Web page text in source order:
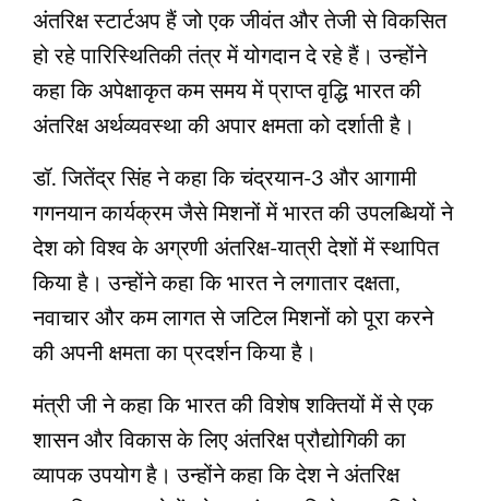
अंतरिक्ष स्टार्टअप हैं जो एक जीवंत और तेजी से विकसित
हो रहे पारिस्थितिकी तंत्र में योगदान दे रहे हैं। उन्होंने
कहा कि अपेक्षाकृत कम समय में प्राप्‍त वृद्धि भारत की
अंतरिक्ष अर्थव्यवस्था की अपार क्षमता को दर्शाती है।
डॉ. जितेंद्र सिंह ने कहा कि चंद्रयान-3 और आगामी
गगनयान कार्यक्रम जैसे मिशनों में भारत की उपलब्धियों ने
देश को विश्व के अग्रणी अंतरिक्ष-यात्री देशों में स्थापित
किया है। उन्होंने कहा कि भारत ने लगातार दक्षता,
नवाचार और कम लागत से जटिल मिशनों को पूरा करने
की अपनी क्षमता का प्रदर्शन किया है।
मंत्री जी ने कहा कि भारत की विशेष शक्तियों में से एक
शासन और विकास के लिए अंतरिक्ष प्रौद्योगिकी का
व्यापक उपयोग है। उन्होंने कहा कि देश ने अंतरिक्ष